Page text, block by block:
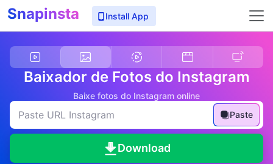
Snapinsta Install App
Baixador de Fotos do Instagram
Baixe fotos do Instagram online
Paste
Download